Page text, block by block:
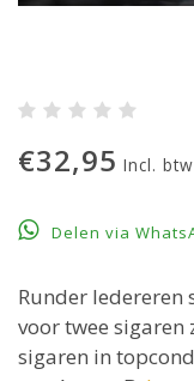
€32,95 Incl. btw
Delen via
Runder
voor twee sigaren
sigaren in